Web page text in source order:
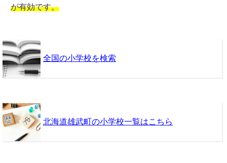
が有効です。
全国の小学校を検索
北海道雄武町の小学校一覧はこちら